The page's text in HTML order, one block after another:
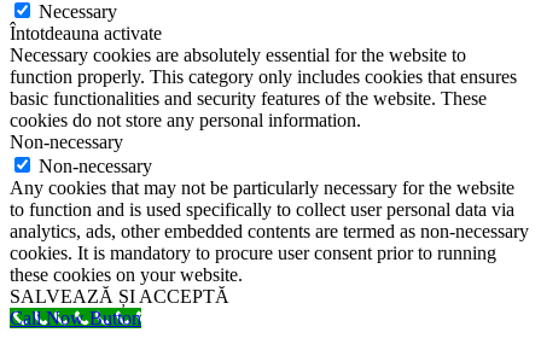
Necessary
Întotdeauna activate
Necessary cookies are absolutely essential for the website to
function properly. This category only includes cookies that ensures
basic functionalities and security features of the website. These
cookies do not store any personal information.
Non-necessary
Non-necessary
Any cookies that may not be particularly necessary for the website
to function and is used specifically to collect user personal data via
analytics, ads, other embedded contents are termed as non-necessary
cookies. It is mandatory to procure user consent prior to running
these cookies on your website.
SALVEAZĂ ȘI ACCEPTĂ
Call Now Button